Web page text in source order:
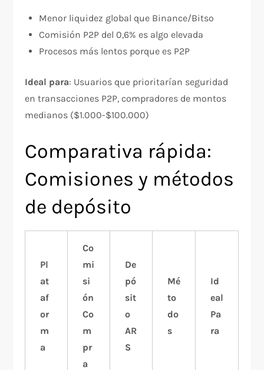
Menor liquidez global que Binance/Bitso​
Comisión P2P del 0,6% es algo elevada​
Procesos más lentos porque es P2P​
Ideal para: Usuarios que prioritarían seguridad
en transacciones P2P, compradores de montos
medianos ($1.000-$100.000)​
Comparativa rápida:
Comisiones y métodos
de depósito
Pl
at
af
or
m
a
Co
mi
si
ón
Co
m
pr
a
De
pó
sit
o
AR
S
Mé
to
do
s
Id
eal
Pa
ra